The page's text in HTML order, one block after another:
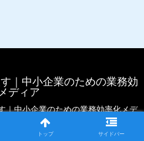
｜中小企業のための業務効
ディア
｜中小企業のための業務効率化メデ
トップ サイドバー